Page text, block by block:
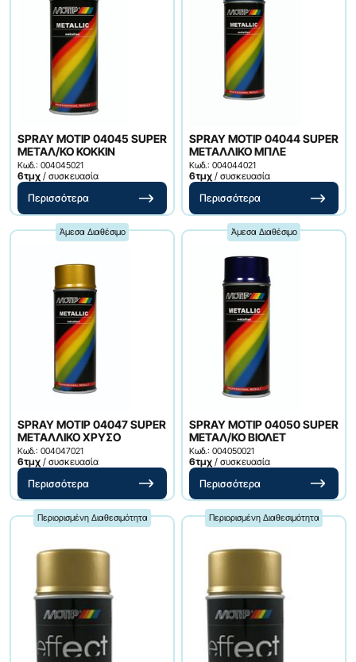
SPRAY ΜΟΤΙΡ 04045 SUPER
ΜΕΤΑΛ/ΚΟ ΚΟΚΚΙΝ
Κωδ.: 004045021
6τμχ / συσκευασία
Περισσότερα
SPRAY ΜΟΤΙΡ 04044 SUPER
ΜΕΤΑΛΛΙΚΟ ΜΠΛΕ
Κωδ.: 004044021
6τμχ / συσκευασία
Περισσότερα
Άμεσα Διαθέσιμο
SPRAY ΜΟΤΙΡ 04047 SUPER
ΜΕΤΑΛΛΙΚΟ ΧΡΥΣΟ
Κωδ.: 004047021
6τμχ / συσκευασία
Περισσότερα
Άμεσα Διαθέσιμο
SPRAY ΜΟΤΙΡ 04050 SUPER
ΜΕΤΑΛ/ΚΟ ΒΙΟΛΕΤ
Κωδ.: 004050021
6τμχ / συσκευασία
Περισσότερα
Περιορισμένη Διαθεσιμότητα Περιορισμένη Διαθεσιμότητα